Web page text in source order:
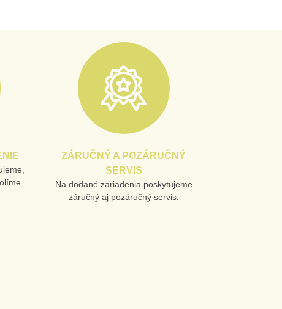
ZÁRUČNÝ A POZÁRUČNÝ
SERVIS
Na dodané zariadenia poskytujeme
záručný aj pozáručný servis.